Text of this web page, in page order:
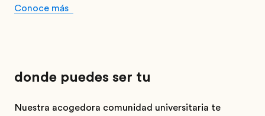
Conoce más
donde puedes ser tu
Nuestra acogedora comunidad universitaria te